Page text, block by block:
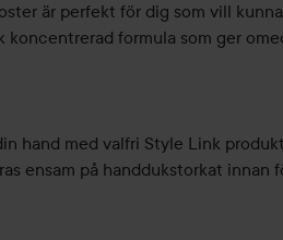
är perfekt för dig som vill
formula som ger
hand med valfri Style Link
ensam på handdukstorkat innan